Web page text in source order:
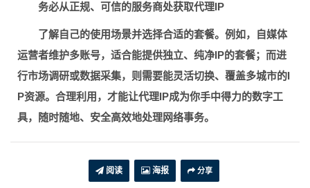
务必从正规、可信的服务商处获取代理IP
了解自己的使用场景并选择合适的套餐。例如，自媒体
运营者维护多账号，适合能提供独立、纯净IP的套餐；而进
行市场调研或数据采集，则需要能灵活切换、覆盖多城市的I
P资源。合理利用，才能让代理IP成为你手中得力的数字工
具，随时随地、安全高效地处理网络事务。
阅读 海报 分享